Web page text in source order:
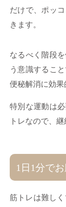
だけで、ポッ
きます。
なるべく階段
う意識するこ
便秘解消に効果
特別な運動は
トレなので、
1日1分で
筋トレは難し